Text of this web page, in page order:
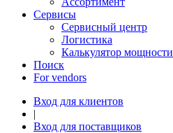
Сервисы
Сервисный центр
Логистика
Калькулятор мощности
Поиск
For vendors
Вход для клиентов
|
Вход для поставщиков